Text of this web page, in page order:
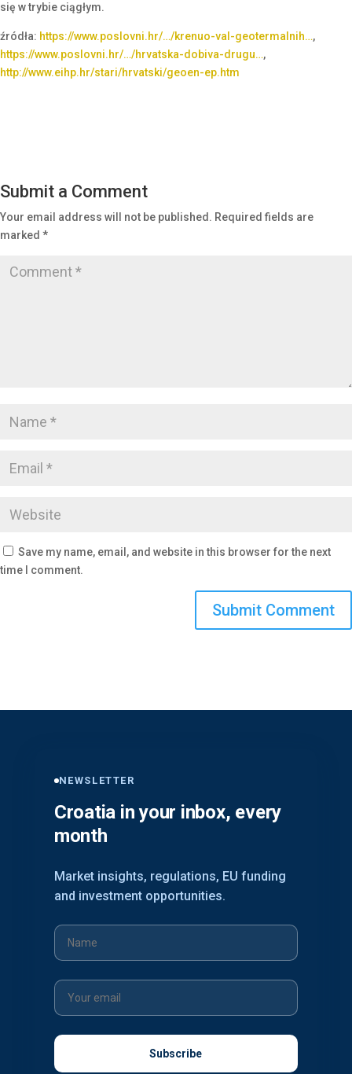
się w trybie ciągłym.
źródła: https://www.poslovni.hr/…/krenuo-val-geotermalnih…,
https://www.poslovni.hr/…/hrvatska-dobiva-drugu…,
http://www.eihp.hr/stari/hrvatski/geoen-ep.htm
Submit a Comment
Your email address will not be published. Required fields are
marked *
Save my name, email, and website in this browser for the next
time I comment.
NEWSLETTER
Croatia in your inbox, every
month
Market insights, regulations, EU funding
and investment opportunities.